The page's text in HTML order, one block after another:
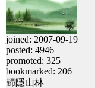
joined: 2007-09-19
posted: 4946
promoted: 325
bookmarked: 206
歸隱山林